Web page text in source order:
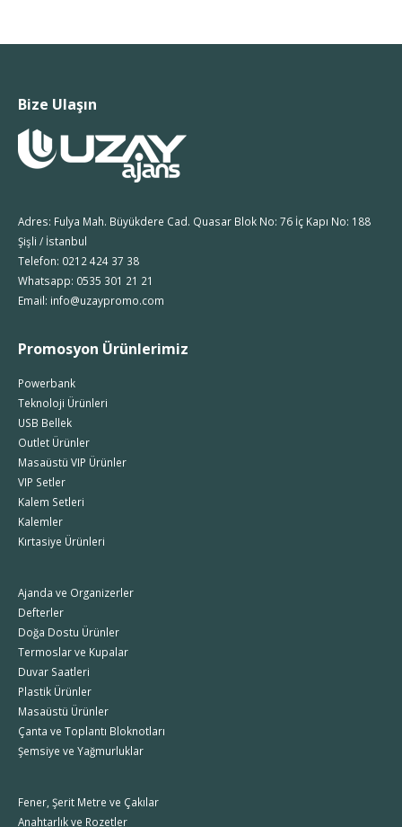
Bize Ulaşın
Adres: Fulya Mah. Büyükdere Cad. Quasar Blok No: 76 İç Kapı No: 188
Şişli / İstanbul
Telefon: 0212 424 37 38
Whatsapp: 0535 301 21 21
Email: info@uzaypromo.com
Promosyon Ürünlerimiz
Powerbank
Teknoloji Ürünleri
USB Bellek
Outlet Ürünler
Masaüstü VIP Ürünler
VIP Setler
Kalem Setleri
Kalemler
Kırtasiye Ürünleri
Ajanda ve Organizerler
Defterler
Doğa Dostu Ürünler
Termoslar ve Kupalar
Duvar Saatleri
Plastik Ürünler
Masaüstü Ürünler
Çanta ve Toplantı Bloknotları
Şemsiye ve Yağmurluklar
Fener, Şerit Metre ve Çakılar
Anahtarlık ve Rozetler